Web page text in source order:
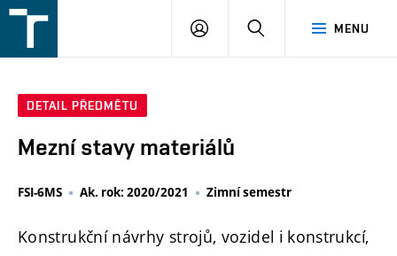
v
MENU
PŘIHLÁŠENÍ
DETAIL PŘEDMĚTU
Mezní stavy materiálů
FSI-6MS Ak. rok: 2020/2021 Zimní semestr
Konstrukční návrhy strojů, vozidel i konstrukcí,